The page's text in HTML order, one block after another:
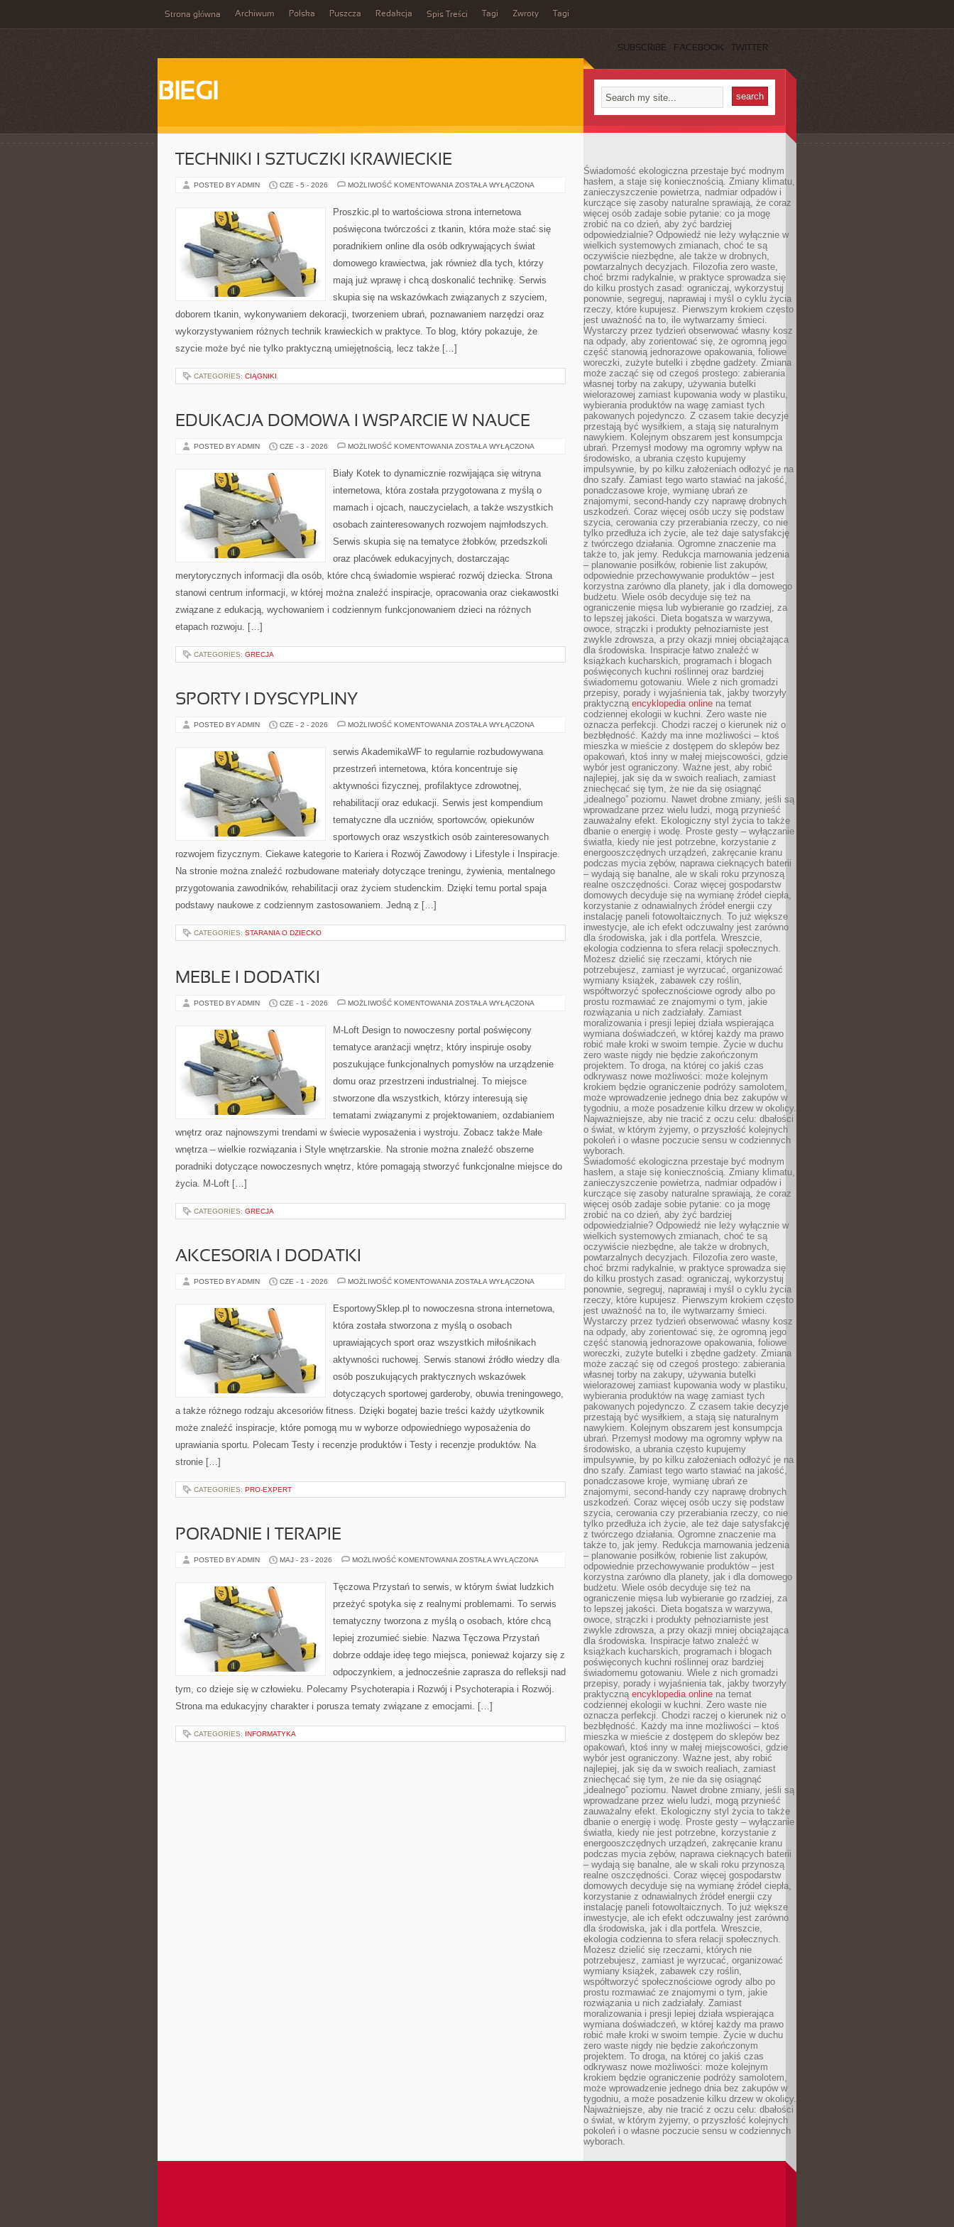
Strona główna Archiwum Polska Puszcza Redakcja Spis Treści Tagi Zwroty Tagi
SUBSCRIBE FACEBOOK TWITTER
BIEGI
TECHNIKI I SZTUCZKI KRAWIECKIE
POSTED BY ADMIN CZE - 5 - 2026 MOŻLIWOŚĆ KOMENTOWANIA TECHNIKI
KRAWIECKIE
ZOSTAŁA WYŁĄCZONA
Proszkic.pl to wartościowa strona internetowa
poświęcona twórczości z tkanin, która może stać się
poradnikiem online dla osób odkrywających świat
domowego krawiectwa, jak również dla tych, którzy
mają już wprawę i chcą doskonalić technikę. Serwis
skupia się na wskazówkach związanych z szyciem,
doborem tkanin, wykonywaniem dekoracji, tworzeniem ubrań, poznawaniem narzędzi oraz
wykorzystywaniem różnych technik krawieckich w praktyce. To blog, który pokazuje, że
szycie może być nie tylko praktyczną umiejętnością, lecz także […]
CATEGORIES: CIĄGNIKI
EDUKACJA DOMOWA I WSPARCIE W NAUCE
POSTED BY ADMIN CZE - 3 - 2026 MOŻLIWOŚĆ KOMENTOWANIA EDUKACJA
WSPARCIE
W
ZOSTAŁA WYŁĄCZONA
Biały Kotek to dynamicznie rozwijająca się witryna
internetowa, która została przygotowana z myślą o
mamach i ojcach, nauczycielach, a także wszystkich
osobach zainteresowanych rozwojem najmłodszych.
Serwis skupia się na tematyce żłobków, przedszkoli
oraz placówek edukacyjnych, dostarczając
merytorycznych informacji dla osób, które chcą świadomie wspierać rozwój dziecka. Strona
stanowi centrum informacji, w której można znaleźć inspiracje, opracowania oraz ciekawostki
związane z edukacją, wychowaniem i codziennym funkcjonowaniem dzieci na różnych
etapach rozwoju. […]
CATEGORIES: GRECJA
SPORTY I DYSCYPLINY
POSTED BY ADMIN CZE - 2 - 2026 MOŻLIWOŚĆ KOMENTOWANIA SPORTY
ZOSTAŁA WYŁĄCZONA
serwis AkademikaWF to regularnie rozbudowywana
przestrzeń internetowa, która koncentruje się
aktywności fizycznej, profilaktyce zdrowotnej,
rehabilitacji oraz edukacji. Serwis jest kompendium
tematyczne dla uczniów, sportowców, opiekunów
sportowych oraz wszystkich osób zainteresowanych
rozwojem fizycznym. Ciekawe kategorie to Kariera i Rozwój Zawodowy i Lifestyle i Inspiracje.
Na stronie można znaleźć rozbudowane materiały dotyczące treningu, żywienia, mentalnego
przygotowania zawodników, rehabilitacji oraz życiem studenckim. Dzięki temu portal spaja
podstawy naukowe z codziennym zastosowaniem. Jedną z […]
CATEGORIES: STARANIA O DZIECKO
MEBLE I DODATKI
POSTED BY ADMIN CZE - 1 - 2026 MOŻLIWOŚĆ KOMENTOWANIA MEBLE
ZOSTAŁA WYŁĄCZONA
M-Loft Design to nowoczesny portal poświęcony
tematyce aranżacji wnętrz, który inspiruje osoby
poszukujące funkcjonalnych pomysłów na urządzenie
domu oraz przestrzeni industrialnej. To miejsce
stworzone dla wszystkich, którzy interesują się
tematami związanymi z projektowaniem, ozdabianiem
wnętrz oraz najnowszymi trendami w świecie wyposażenia i wystroju. Zobacz także Małe
wnętrza – wielkie rozwiązania i Style wnętrzarskie. Na stronie można znaleźć obszerne
poradniki dotyczące nowoczesnych wnętrz, które pomagają stworzyć funkcjonalne miejsce do
życia. M-Loft […]
CATEGORIES: GRECJA
AKCESORIA I DODATKI
POSTED BY ADMIN CZE - 1 - 2026 MOŻLIWOŚĆ KOMENTOWANIA AKCESORIA
ZOSTAŁA WYŁĄCZONA
EsportowySklep.pl to nowoczesna strona internetowa,
która została stworzona z myślą o osobach
uprawiających sport oraz wszystkich miłośnikach
aktywności ruchowej. Serwis stanowi źródło wiedzy dla
osób poszukujących praktycznych wskazówek
dotyczących sportowej garderoby, obuwia treningowego,
a także różnego rodzaju akcesoriów fitness. Dzięki bogatej bazie treści każdy użytkownik
może znaleźć inspiracje, które pomogą mu w wyborze odpowiedniego wyposażenia do
uprawiania sportu. Polecam Testy i recenzje produktów i Testy i recenzje produktów. Na
stronie […]
CATEGORIES: PRO-EXPERT
PORADNIE I TERAPIE
POSTED BY ADMIN MAJ - 23 - 2026 MOŻLIWOŚĆ KOMENTOWANIA PORADNIE
ZOSTAŁA WYŁĄCZONA
Tęczowa Przystań to serwis, w którym świat ludzkich
przeżyć spotyka się z realnymi problemami. To serwis
tematyczny tworzona z myślą o osobach, które chcą
lepiej zrozumieć siebie. Nazwa Tęczowa Przystań
dobrze oddaje ideę tego miejsca, ponieważ kojarzy się z
odpoczynkiem, a jednocześnie zaprasza do refleksji nad
tym, co dzieje się w człowieku. Polecamy Psychoterapia i Rozwój i Psychoterapia i Rozwój.
Strona ma edukacyjny charakter i porusza tematy związane z emocjami. […]
CATEGORIES: INFORMATYKA
Świadomość ekologiczna przestaje być modnym
hasłem, a staje się koniecznością. Zmiany klimatu,
zanieczyszczenie powietrza, nadmiar odpadów i
kurczące się zasoby naturalne sprawiają, że coraz
więcej osób zadaje sobie pytanie: co ja mogę
zrobić na co dzień, aby żyć bardziej
odpowiedzialnie? Odpowiedź nie leży wyłącznie w
wielkich systemowych zmianach, choć te są
oczywiście niezbędne, ale także w drobnych,
powtarzalnych decyzjach. Filozofia zero waste,
choć brzmi radykalnie, w praktyce sprowadza się
do kilku prostych zasad: ograniczaj, wykorzystuj
ponownie, segreguj, naprawiaj i myśl o cyklu życia
rzeczy, które kupujesz. Pierwszym krokiem często
jest uważność na to, ile wytwarzamy śmieci.
Wystarczy przez tydzień obserwować własny kosz
na odpady, aby zorientować się, że ogromną jego
część stanowią jednorazowe opakowania, foliowe
woreczki, zużyte butelki i zbędne gadżety. Zmiana
może zacząć się od czegoś prostego: zabierania
własnej torby na zakupy, używania butelki
wielorazowej zamiast kupowania wody w plastiku,
wybierania produktów na wagę zamiast tych
pakowanych pojedynczo. Z czasem takie decyzje
przestają być wysiłkiem, a stają się naturalnym
nawykiem. Kolejnym obszarem jest konsumpcja
ubrań. Przemysł modowy ma ogromny wpływ na
środowisko, a ubrania często kupujemy
impulsywnie, by po kilku założeniach odłożyć je na
dno szafy. Zamiast tego warto stawiać na jakość,
ponadczasowe kroje, wymianę ubrań ze
znajomymi, second-handy czy naprawę drobnych
uszkodzeń. Coraz więcej osób uczy się podstaw
szycia, cerowania czy przerabiania rzeczy, co nie
tylko przedłuża ich życie, ale też daje satysfakcję
z twórczego działania. Ogromne znaczenie ma
także to, jak jemy. Redukcja marnowania jedzenia
– planowanie posiłków, robienie list zakupów,
odpowiednie przechowywanie produktów – jest
korzystna zarówno dla planety, jak i dla domowego
budżetu. Wiele osób decyduje się też na
ograniczenie mięsa lub wybieranie go rzadziej, za
to lepszej jakości. Dieta bogatsza w warzywa,
owoce, strączki i produkty pełnoziarniste jest
zwykle zdrowsza, a przy okazji mniej obciążająca
dla środowiska. Inspiracje łatwo znaleźć w
książkach kucharskich, programach i blogach
poświęconych kuchni roślinnej oraz bardziej
świadomemu gotowaniu. Wiele z nich gromadzi
przepisy, porady i wyjaśnienia tak, jakby tworzyły
praktyczną encyklopedia online na temat
codziennej ekologii w kuchni. Zero waste nie
oznacza perfekcji. Chodzi raczej o kierunek niż o
bezbłędność. Każdy ma inne możliwości – ktoś
mieszka w mieście z dostępem do sklepów bez
opakowań, ktoś inny w małej miejscowości, gdzie
wybór jest ograniczony. Ważne jest, aby robić
najlepiej, jak się da w swoich realiach, zamiast
zniechęcać się tym, że nie da się osiągnąć
„idealnego” poziomu. Nawet drobne zmiany, jeśli są
wprowadzane przez wielu ludzi, mogą przynieść
zauważalny efekt. Ekologiczny styl życia to także
dbanie o energię i wodę. Proste gesty – wyłączanie
światła, kiedy nie jest potrzebne, korzystanie z
energooszczędnych urządzeń, zakręcanie kranu
podczas mycia zębów, naprawa cieknących baterii
– wydają się banalne, ale w skali roku przynoszą
realne oszczędności. Coraz więcej gospodarstw
domowych decyduje się na wymianę źródeł ciepła,
korzystanie z odnawialnych źródeł energii czy
instalację paneli fotowoltaicznych. To już większe
inwestycje, ale ich efekt odczuwalny jest zarówno
dla środowiska, jak i dla portfela. Wreszcie,
ekologia codzienna to sfera relacji społecznych.
Możesz dzielić się rzeczami, których nie
potrzebujesz, zamiast je wyrzucać, organizować
wymiany książek, zabawek czy roślin,
współtworzyć społecznościowe ogrody albo po
prostu rozmawiać ze znajomymi o tym, jakie
rozwiązania u nich zadziałały. Zamiast
moralizowania i presji lepiej działa wspierająca
wymiana doświadczeń, w której każdy ma prawo
robić małe kroki w swoim tempie. Życie w duchu
zero waste nigdy nie będzie zakończonym
projektem. To droga, na której co jakiś czas
odkrywasz nowe możliwości: może kolejnym
krokiem będzie ograniczenie podróży samolotem,
może wprowadzenie jednego dnia bez zakupów w
tygodniu, a może posadzenie kilku drzew w okolicy.
Najważniejsze, aby nie tracić z oczu celu: dbałości
o świat, w którym żyjemy, o przyszłość kolejnych
pokoleń i o własne poczucie sensu w codziennych
wyborach.
Świadomość ekologiczna przestaje być modnym
hasłem, a staje się koniecznością. Zmiany klimatu,
zanieczyszczenie powietrza, nadmiar odpadów i
kurczące się zasoby naturalne sprawiają, że coraz
więcej osób zadaje sobie pytanie: co ja mogę
zrobić na co dzień, aby żyć bardziej
odpowiedzialnie? Odpowiedź nie leży wyłącznie w
wielkich systemowych zmianach, choć te są
oczywiście niezbędne, ale także w drobnych,
powtarzalnych decyzjach. Filozofia zero waste,
choć brzmi radykalnie, w praktyce sprowadza się
do kilku prostych zasad: ograniczaj, wykorzystuj
ponownie, segreguj, naprawiaj i myśl o cyklu życia
rzeczy, które kupujesz. Pierwszym krokiem często
jest uważność na to, ile wytwarzamy śmieci.
Wystarczy przez tydzień obserwować własny kosz
na odpady, aby zorientować się, że ogromną jego
część stanowią jednorazowe opakowania, foliowe
woreczki, zużyte butelki i zbędne gadżety. Zmiana
może zacząć się od czegoś prostego: zabierania
własnej torby na zakupy, używania butelki
wielorazowej zamiast kupowania wody w plastiku,
wybierania produktów na wagę zamiast tych
pakowanych pojedynczo. Z czasem takie decyzje
przestają być wysiłkiem, a stają się naturalnym
nawykiem. Kolejnym obszarem jest konsumpcja
ubrań. Przemysł modowy ma ogromny wpływ na
środowisko, a ubrania często kupujemy
impulsywnie, by po kilku założeniach odłożyć je na
dno szafy. Zamiast tego warto stawiać na jakość,
ponadczasowe kroje, wymianę ubrań ze
znajomymi, second-handy czy naprawę drobnych
uszkodzeń. Coraz więcej osób uczy się podstaw
szycia, cerowania czy przerabiania rzeczy, co nie
tylko przedłuża ich życie, ale też daje satysfakcję
z twórczego działania. Ogromne znaczenie ma
także to, jak jemy. Redukcja marnowania jedzenia
– planowanie posiłków, robienie list zakupów,
odpowiednie przechowywanie produktów – jest
korzystna zarówno dla planety, jak i dla domowego
budżetu. Wiele osób decyduje się też na
ograniczenie mięsa lub wybieranie go rzadziej, za
to lepszej jakości. Dieta bogatsza w warzywa,
owoce, strączki i produkty pełnoziarniste jest
zwykle zdrowsza, a przy okazji mniej obciążająca
dla środowiska. Inspiracje łatwo znaleźć w
książkach kucharskich, programach i blogach
poświęconych kuchni roślinnej oraz bardziej
świadomemu gotowaniu. Wiele z nich gromadzi
przepisy, porady i wyjaśnienia tak, jakby tworzyły
praktyczną encyklopedia online na temat
codziennej ekologii w kuchni. Zero waste nie
oznacza perfekcji. Chodzi raczej o kierunek niż o
bezbłędność. Każdy ma inne możliwości – ktoś
mieszka w mieście z dostępem do sklepów bez
opakowań, ktoś inny w małej miejscowości, gdzie
wybór jest ograniczony. Ważne jest, aby robić
najlepiej, jak się da w swoich realiach, zamiast
zniechęcać się tym, że nie da się osiągnąć
„idealnego” poziomu. Nawet drobne zmiany, jeśli są
wprowadzane przez wielu ludzi, mogą przynieść
zauważalny efekt. Ekologiczny styl życia to także
dbanie o energię i wodę. Proste gesty – wyłączanie
światła, kiedy nie jest potrzebne, korzystanie z
energooszczędnych urządzeń, zakręcanie kranu
podczas mycia zębów, naprawa cieknących baterii
– wydają się banalne, ale w skali roku przynoszą
realne oszczędności. Coraz więcej gospodarstw
domowych decyduje się na wymianę źródeł ciepła,
korzystanie z odnawialnych źródeł energii czy
instalację paneli fotowoltaicznych. To już większe
inwestycje, ale ich efekt odczuwalny jest zarówno
dla środowiska, jak i dla portfela. Wreszcie,
ekologia codzienna to sfera relacji społecznych.
Możesz dzielić się rzeczami, których nie
potrzebujesz, zamiast je wyrzucać, organizować
wymiany książek, zabawek czy roślin,
współtworzyć społecznościowe ogrody albo po
prostu rozmawiać ze znajomymi o tym, jakie
rozwiązania u nich zadziałały. Zamiast
moralizowania i presji lepiej działa wspierająca
wymiana doświadczeń, w której każdy ma prawo
robić małe kroki w swoim tempie. Życie w duchu
zero waste nigdy nie będzie zakończonym
projektem. To droga, na której co jakiś czas
odkrywasz nowe możliwości: może kolejnym
krokiem będzie ograniczenie podróży samolotem,
może wprowadzenie jednego dnia bez zakupów w
tygodniu, a może posadzenie kilku drzew w okolicy.
Najważniejsze, aby nie tracić z oczu celu: dbałości
o świat, w którym żyjemy, o przyszłość kolejnych
pokoleń i o własne poczucie sensu w codziennych
wyborach.